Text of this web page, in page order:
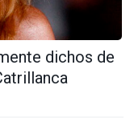
dichos de